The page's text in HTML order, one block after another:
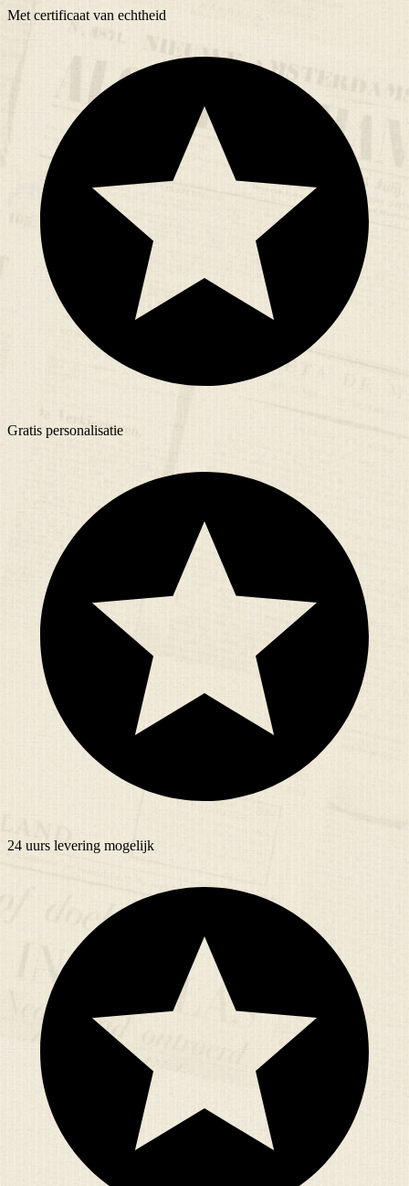
Met certificaat van echtheid
Gratis personalisatie
24 uurs levering mogelijk